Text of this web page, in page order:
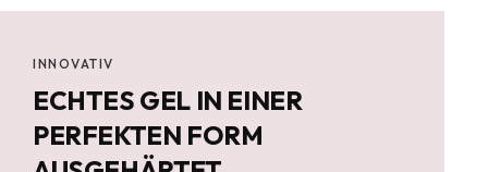
INNOVATIV
ECHTES GEL IN EINER
PERFEKTEN FORM